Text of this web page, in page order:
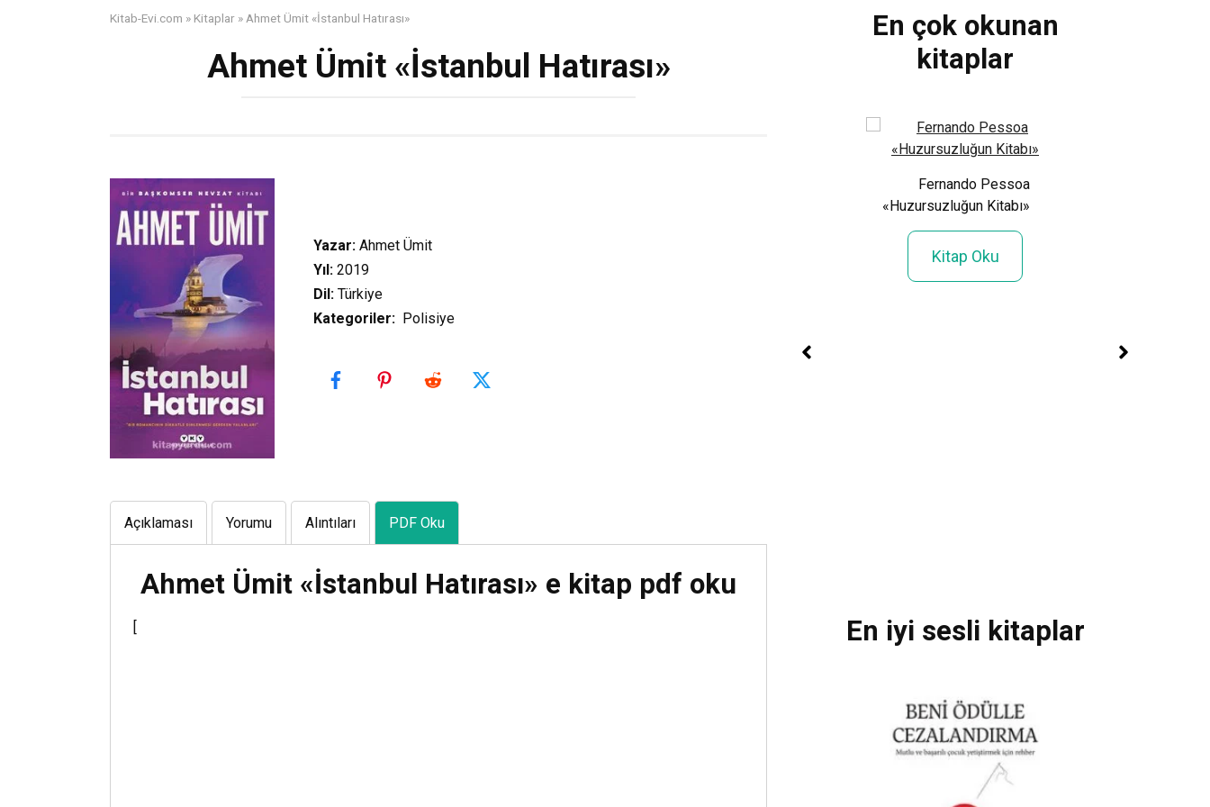
Kitab-Evi.com » Kitaplar » Ahmet Ümit «İstanbul Hatırası»
Ahmet Ümit «İstanbul Hatırası»
Yazar: Ahmet Ümit
Yıl: 2019
Dil: Türkiye
Kategoriler: Polisiye
Açıklaması Yorumu Alıntıları PDF Oku
Ahmet Ümit «İstanbul Hatırası» e kitap pdf oku
[
En çok okunan
kitaplar
Fernando Pessoa
«Huzursuzluğun Kitabı»
Kitap Oku
En iyi sesli kitaplar